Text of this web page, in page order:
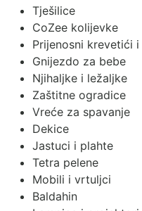
Tješilice
CoZee kolijevke
Prijenosni krevetići
Gnijezdo za bebe
Njihaljke i ležaljke
Zaštitne ogradice
Vreće za spavanje
Dekice
Jastuci i plahte
Tetra pelene
Mobili i vrtuljci
Baldahin